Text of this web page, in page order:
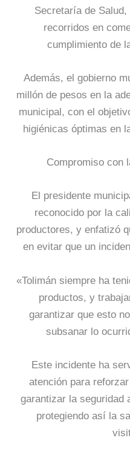
Secretaría de
recorridos en
cumplimiento de
Además, el gobierno
millón de pesos en la
municipal, con el
higiénicas óptimas en
Compromiso con
El presidente
reconocido por la
productores, y enfatizó
en evitar que un
«Tolimán siempre ha
productos, y
garantizar que esto
subsanar lo
Este incidente ha
atención para
garantizar la seguridad
protegiendo así la